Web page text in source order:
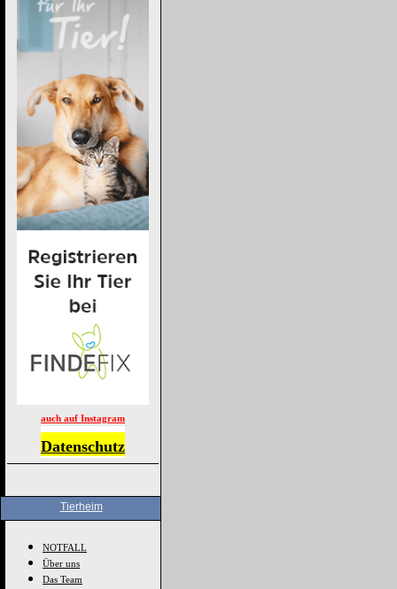
auch auf Instagram
Datenschutz
Tierheim
NOTFALL
Über uns
Das Team